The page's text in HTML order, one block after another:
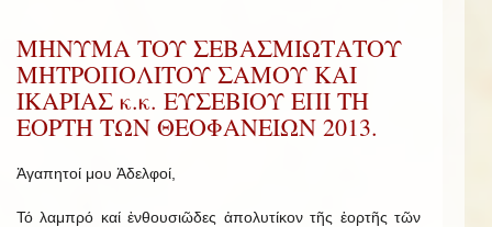
ΜΗΝΥΜΑ ΤΟΥ ΣΕΒΑΣΜΙΩΤΑΤΟΥ
ΜΗΤΡΟΠΟΛΙΤΟΥ ΣΑΜΟΥ ΚΑΙ
ΙΚΑΡΙΑΣ κ.κ. ΕΥΣΕΒΙΟΥ ΕΠΙ ΤΗ
ΕΟΡΤΗ ΤΩΝ ΘΕΟΦΑΝΕΙΩΝ 2013.
Ἀγαπητοί μου Ἀδελφοί,
Τό λαμπρό καί ἐνθουσιῶδες ἀπολυτίκον τῆς ἑορτῆς τῶν